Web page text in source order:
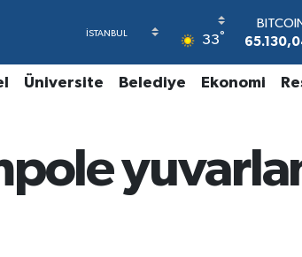
33°
55,1652
GRAM
6618.49
BİST100
Üniversite Belediye Ekonomi